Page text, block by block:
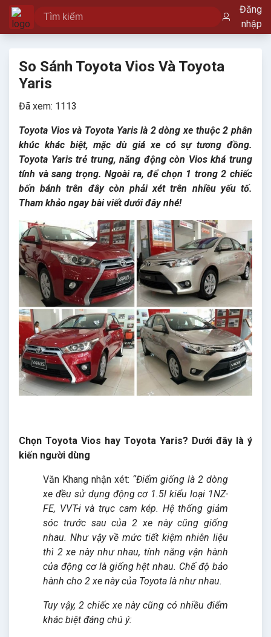
Đăng
nhập
So Sánh Toyota Vios Và Toyota
Yaris
Đã xem: 1113
Toyota Vios và Toyota Yaris là 2 dòng xe thuộc 2 phân
khúc khác biệt, mặc dù giá xe có sự tương đồng.
Toyota Yaris trẻ trung, năng động còn Vios khá trung
tính và sang trọng. Ngoài ra, để chọn 1 trong 2 chiếc
bốn bánh trên đây còn phải xét trên nhiều yếu tố.
Tham khảo ngay bài viết dưới đây nhé!
Chọn Toyota Vios hay Toyota Yaris? Dưới đây là ý
kiến người dùng
Văn Khang nhận xét: “Điểm giống là 2 dòng
xe đều sử dụng động cơ 1.5l kiểu loại 1NZ-
FE, VVT-i và trục cam kép. Hệ thống giảm
sóc trước sau của 2 xe này cũng giống
nhau. Như vậy về mức tiết kiệm nhiên liệu
thì 2 xe này như nhau, tính năng vận hành
của động cơ là giống hệt nhau. Chế độ bảo
hành cho 2 xe này của Toyota là như nhau.
Tuy vậy, 2 chiếc xe này cũng có nhiều điểm
khác biệt đáng chú ý: